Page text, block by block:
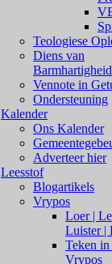
Teologiese
Diens van
Barmhartigheid
Vennote in
Ondersteuning
Kalender
Ons Kalender
Adverteer hier
Leesstof
Blogartikels
Vrypos
Loer |
Luister |
Teken in
Vrypos